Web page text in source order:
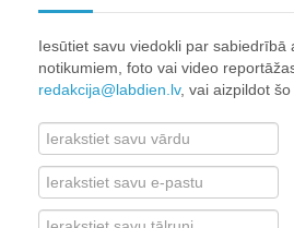
Iesūtiet savu viedokli par sabiedrībā
notikumiem, foto vai video
redakcija@labdien.lv, vai aizpildot šo